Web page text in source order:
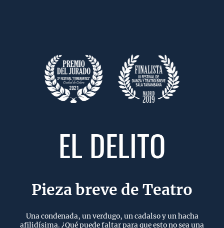
EL DELITO
Pieza breve de Teatro
Una condenada, un verdugo, un cadalso y un hacha
afilidísima. ¿Qué puede faltar para que esto no sea una